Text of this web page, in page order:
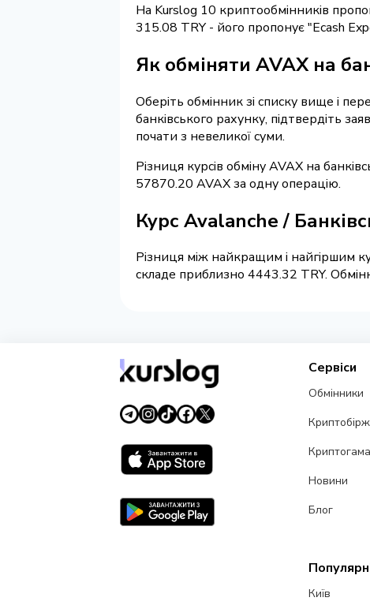
На Kurslog 10 криптообмінників
315.08 TRY - його пропонує "Ecash
Як обміняти AVAX на
Оберіть обмінник зі списку вище і
банківського рахунку, підтвердіть
почати з невеликої суми.
Різниця курсів обміну AVAX на
57870.20 AVAX за одну операцію.
Курс Avalanche /
Різниця між найкращим і найгіршим
складе приблизно 4443.32 TRY.
Сервіси
Обмінники
Новини
Блог
Київ